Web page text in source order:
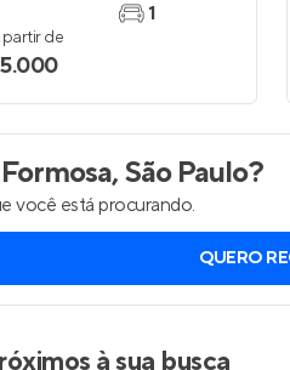
1
de
São Paulo?
você está procurando.
QUERO
à sua busca